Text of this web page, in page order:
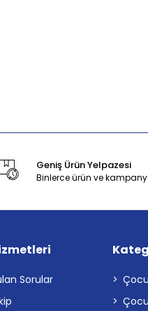
Geniş Ürün Yelpazesi
Binlerce ürün ve
Sorular